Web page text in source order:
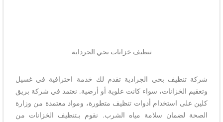
تنظيف خزانات بحي الجرداية
شركة تنظيف بحي الجرادية تقدم لك خدمة احترافية في غسيل
وتعقيم الخزانات، سواء كانت علوية أو أرضية. نعتمد في شركة بريق
كلين على استخدام أدوات تنظيف متطورة، ومواد معتمدة من وزارة
الصحة لضمان سلامة مياه الشرب. نقوم بـتنظيف الخزانات من